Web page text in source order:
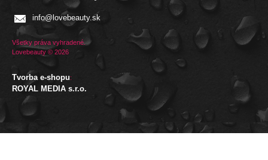
info@lovebeauty.sk
Všetky práva vyhradené.
Lovebeauty © 2026
Tvorba e-shopu:
ROYAL MEDIA s.r.o.